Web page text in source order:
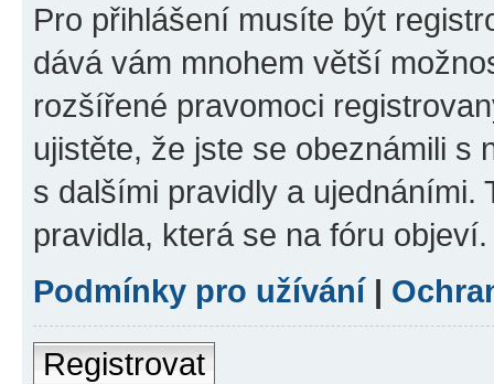
Pro přihlášení musíte být
dává vám mnohem větší
rozšířené pravomoci
ujistěte, že jste se obeznámili s
s dalšími pravidly a ujednáními.
pravidla, která se na fóru objeví.
Podmínky pro užívání |
Registrovat